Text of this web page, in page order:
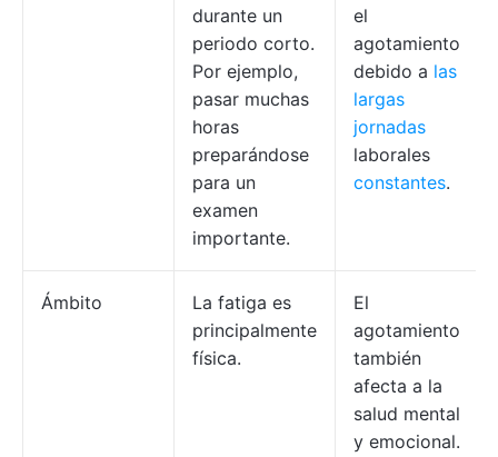
durante un
periodo corto.
Por ejemplo,
pasar muchas
horas
preparándose
para un
examen
importante.
el
agotamiento
debido a las
largas
jornadas
laborales
constantes.
Ámbito
La fatiga es
principalmente
física.
El
agotamiento
también
afecta a la
salud mental
y emocional.